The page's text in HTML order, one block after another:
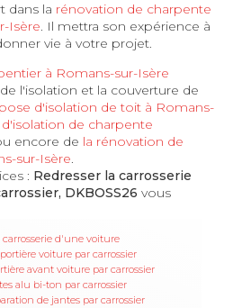
dans la rénovation de charpente
Isère. Il mettra son expérience à
vie à votre projet.
à Romans-sur-Isère
l'isolation et la couverture de
pose d'isolation de toit à Romans-
de charpente
encore de la rénovation de
sur-Isère.
: Redresser la carrosserie
DKBOSS26 vous
d'une voiture
voiture par carrossier
avant voiture par carrossier
alu bi-ton par carrossier
de jantes par carrossier